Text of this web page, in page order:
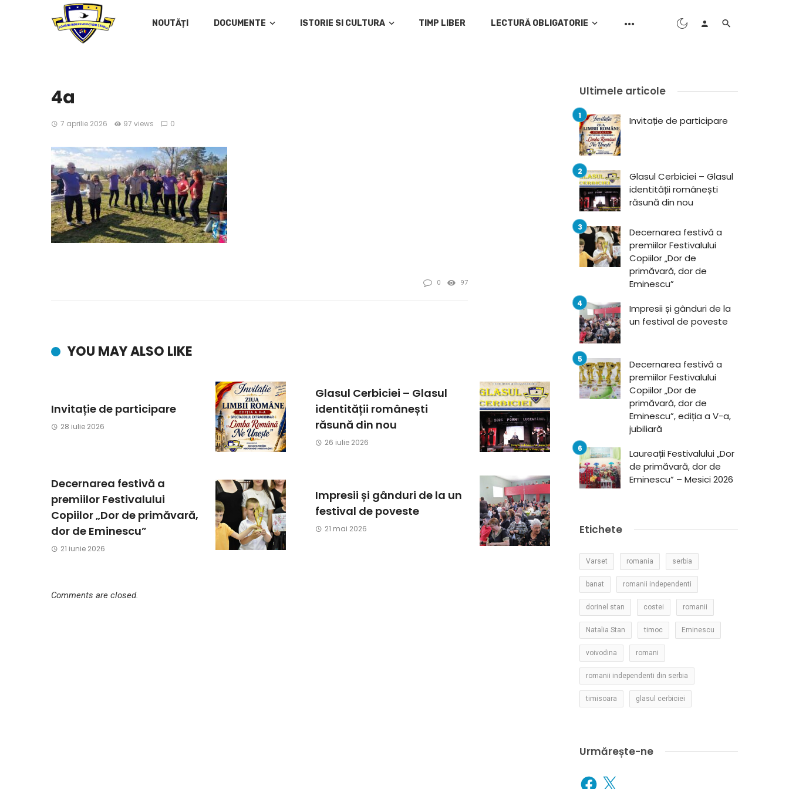
NOUTĂȚI DOCUMENTE ISTORIE SI CULTURA TIMP LIBER LECTURĂ OBLIGATORIE
4a
7 aprilie 2026 97 views 0
0 97
YOU MAY ALSO LIKE
Invitație de participare
28 iulie 2026
Glasul Cerbiciei – Glasul
identității românești
răsună din nou
26 iulie 2026
Decernarea festivă a
premiilor Festivalului
Copiilor „Dor de primăvară,
dor de Eminescu”
21 iunie 2026
Impresii și gânduri de la un
festival de poveste
21 mai 2026
Comments are closed.
Ultimele articole
Invitație de participare
Glasul Cerbiciei – Glasul
identității românești
răsună din nou
Decernarea festivă a
premiilor Festivalului
Copiilor „Dor de
primăvară, dor de
Eminescu”
Impresii și gânduri de la
un festival de poveste
Decernarea festivă a
premiilor Festivalului
Copiilor „Dor de
primăvară, dor de
Eminescu”, ediția a V-a,
jubiliară
Laureații Festivalului „Dor
de primăvară, dor de
Eminescu” – Mesici 2026
Etichete
Varset romania serbia
banat romanii independenti
dorinel stan costei romanii
Natalia Stan timoc Eminescu
voivodina romani
romanii independenti din serbia
timisoara glasul cerbiciei
Urmărește-ne
Facebook
X